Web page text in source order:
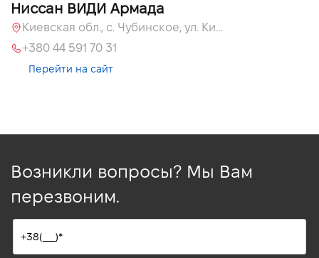
Ниссан ВИДИ Армада
Киевская обл., c. Чубинское, ул. Киевская, 55
+380 44 591 70 31
Перейти на сайт
Возникли вопросы? Мы Вам
перезвоним.